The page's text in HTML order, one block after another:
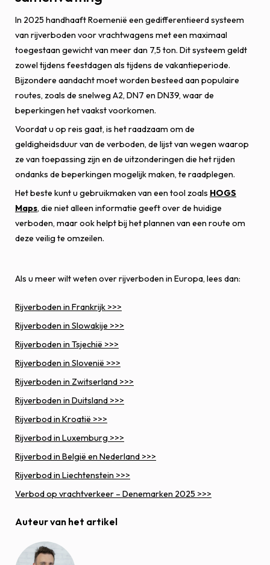
In 2025 handhaaft Roemenië een gedifferentieerd systeem
van rijverboden voor vrachtwagens met een maximaal
toegestaan gewicht van meer dan 7,5 ton. Dit systeem geldt
zowel tijdens feestdagen als tijdens de vakantieperiode.
Bijzondere aandacht moet worden besteed aan populaire
routes, zoals de snelweg A2, DN7 en DN39, waar de
beperkingen het vaakst voorkomen.
Voordat u op reis gaat, is het raadzaam om de
geldigheidsduur van de verboden, de lijst van wegen waarop
ze van toepassing zijn en de uitzonderingen die het rijden
ondanks de beperkingen mogelijk maken, te raadplegen.
Het beste kunt u gebruikmaken van een tool zoals HOGS
Maps, die niet alleen informatie geeft over de huidige
verboden, maar ook helpt bij het plannen van een route om
deze veilig te omzeilen.
Als u meer wilt weten over rijverboden in Europa, lees dan:
Rijverboden in Frankrijk >>>
Rijverboden in Slowakije >>>
Rijverboden in Tsjechië >>>
Rijverboden in Slovenië >>>
Rijverboden in Zwitserland >>>
Rijverboden in Duitsland >>>
Rijverbod in Kroatië >>>
Rijverbod in Luxemburg >>>
Rijverbod in België en Nederland >>>
Rijverbod in Liechtenstein >>>
Verbod op vrachtverkeer – Denemarken 2025 >>>
Auteur van het artikel